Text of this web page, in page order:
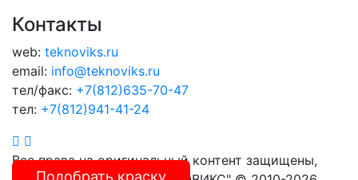
Подобрать краску
Контакты
web: teknoviks.ru
email: info@teknoviks.ru
тел/факс: +7(812)635-70-47
тел: +7(812)941-41-24
Все права на оригинальный контент защищены,